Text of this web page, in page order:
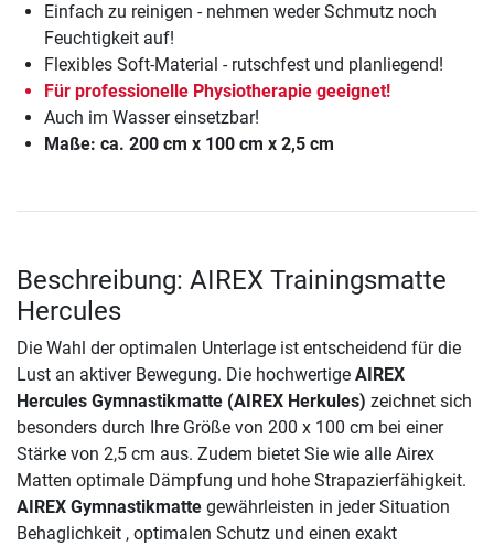
Einfach zu reinigen - nehmen weder Schmutz noch
Feuchtigkeit auf!
Flexibles Soft-Material - rutschfest und planliegend!
Für professionelle Physiotherapie geeignet!
Auch im Wasser einsetzbar!
Maße: ca. 200 cm x 100 cm x 2,5 cm
Beschreibung: AIREX Trainingsmatte
Hercules
Die Wahl der optimalen Unterlage ist entscheidend für die
Lust an aktiver Bewegung. Die hochwertige AIREX
Hercules Gymnastikmatte (AIREX Herkules) zeichnet sich
besonders durch Ihre Größe von 200 x 100 cm bei einer
Stärke von 2,5 cm aus. Zudem bietet Sie wie alle Airex
Matten optimale Dämpfung und hohe Strapazierfähigkeit.
AIREX Gymnastikmatte gewährleisten in jeder Situation
Behaglichkeit , optimalen Schutz und einen exakt